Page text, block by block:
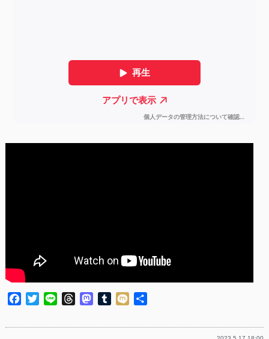
Facebook
TwitterLine ThreadsMastodon
Tumblr
Mixi